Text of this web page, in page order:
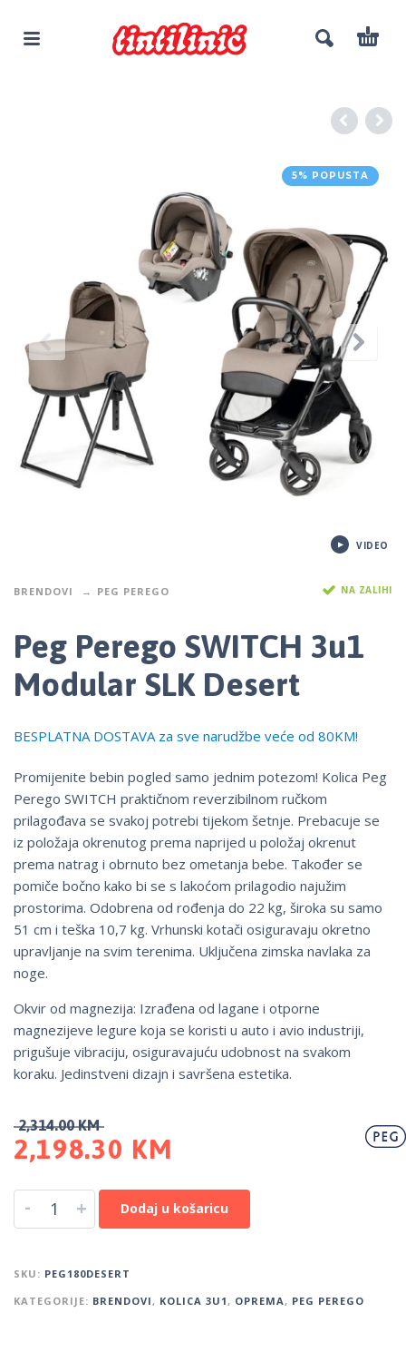
5% POPUSTA
VIDEO
BRENDOVI PEG PEREGO NA ZALIHI
Peg Perego SWITCH 3u1
Modular SLK Desert
BESPLATNA DOSTAVA za sve narudžbe veće od 80KM!
Promijenite bebin pogled samo jednim potezom! Kolica Peg
Perego SWITCH praktičnom reverzibilnom ručkom
prilagođava se svakoj potrebi tijekom šetnje. Prebacuje se
iz položaja okrenutog prema naprijed u položaj okrenut
prema natrag i obrnuto bez ometanja bebe. Također se
pomiče bočno kako bi se s lakoćom prilagodio najužim
prostorima. Odobrena od rođenja do 22 kg, široka su samo
51 cm i teška 10,7 kg. Vrhunski kotači osiguravaju okretno
upravljanje na svim terenima. Uključena zimska navlaka za
noge.
Okvir od magnezija: Izrađena od lagane i otporne
magnezijeve legure koja se koristi u auto i avio industriji,
prigušuje vibraciju, osiguravajuću udobnost na svakom
koraku. Jedinstveni dizajn i savršena estetika.
2,314.00KM
2,198.30 KM
- + Dodaj u košaricu
SKU: PEG180DESERT
KATEGORIJE: BRENDOVI, KOLICA 3U1, OPREMA, PEG PEREGO